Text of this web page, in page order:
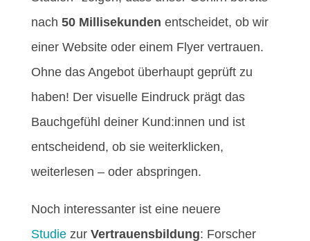
nach 50 Millisekunden entscheidet, ob wir
einer Website oder einem Flyer vertrauen.
Ohne das Angebot überhaupt geprüft zu
haben! Der visuelle Eindruck prägt das
Bauchgefühl deiner Kund:innen und ist
entscheidend, ob sie weiterklicken,
weiterlesen – oder abspringen.
Noch interessanter ist eine neuere
Studiezur Vertrauensbildung: Forscher